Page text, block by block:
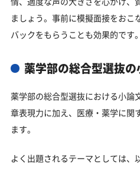
ましょう。事前に模擬面接をおこ
バックをもらうことも効果的です。
薬学部の総合型選抜
薬学部の総合型選抜における小論
章表現力に加え、医療・薬学に関
ます。
よく出題されるテーマとしては、